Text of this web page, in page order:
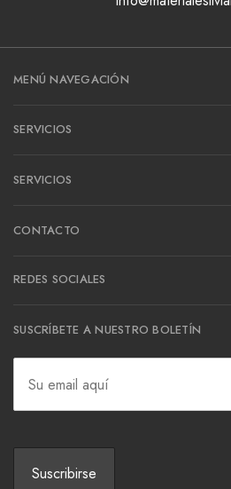
MENÚ NAVEGACIÓN
SERVICIOS
SERVICIOS
CONTACTO
REDES SOCIALES
SUSCRÍBETE A NUESTRO BOLETÍN